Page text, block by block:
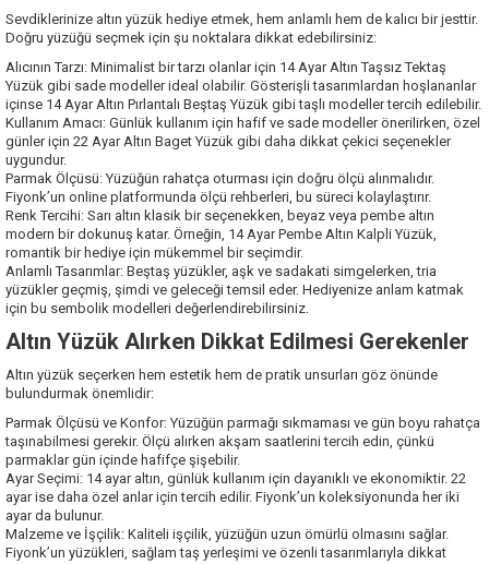
Sevdiklerinize altın yüzük hediye etmek, hem anlamlı hem de kalıcı bir jesttir.
Doğru yüzüğü seçmek için şu noktalara dikkat edebilirsiniz:
Alıcının Tarzı: Minimalist bir tarzı olanlar için 14 Ayar Altın Taşsız Tektaş
Yüzük gibi sade modeller ideal olabilir. Gösterişli tasarımlardan hoşlananlar
içinse 14 Ayar Altın Pırlantalı Beştaş Yüzük gibi taşlı modeller tercih edilebilir.
Kullanım Amacı: Günlük kullanım için hafif ve sade modeller önerilirken, özel
günler için 22 Ayar Altın Baget Yüzük gibi daha dikkat çekici seçenekler
uygundur.
Parmak Ölçüsü: Yüzüğün rahatça oturması için doğru ölçü alınmalıdır.
Fiyonk’un online platformunda ölçü rehberleri, bu süreci kolaylaştırır.
Renk Tercihi: Sarı altın klasik bir seçenekken, beyaz veya pembe altın
modern bir dokunuş katar. Örneğin, 14 Ayar Pembe Altın Kalpli Yüzük,
romantik bir hediye için mükemmel bir seçimdir.
Anlamlı Tasarımlar: Beştaş yüzükler, aşk ve sadakati simgelerken, tria
yüzükler geçmiş, şimdi ve geleceği temsil eder. Hediyenize anlam katmak
için bu sembolik modelleri değerlendirebilirsiniz.
Altın Yüzük Alırken Dikkat Edilmesi Gerekenler
Altın yüzük seçerken hem estetik hem de pratik unsurları göz önünde
bulundurmak önemlidir:
Parmak Ölçüsü ve Konfor: Yüzüğün parmağı sıkmaması ve gün boyu rahatça
taşınabilmesi gerekir. Ölçü alırken akşam saatlerini tercih edin, çünkü
parmaklar gün içinde hafifçe şişebilir.
Ayar Seçimi: 14 ayar altın, günlük kullanım için dayanıklı ve ekonomiktir. 22
ayar ise daha özel anlar için tercih edilir. Fiyonk’un koleksiyonunda her iki
ayar da bulunur.
Malzeme ve İşçilik: Kaliteli işçilik, yüzüğün uzun ömürlü olmasını sağlar.
Fiyonk’un yüzükleri, sağlam taş yerleşimi ve özenli tasarımlarıyla dikkat